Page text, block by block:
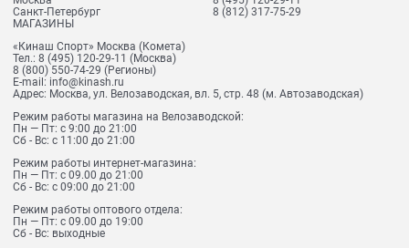
Санкт-Петербург
8 (812) 317-75-29
МАГАЗИНЫ
«Кинаш Спорт» Москва (Комета)
Тел.: 8 (495) 120-29-11 (Москва)
8 (800) 550-74-29 (Регионы)
E-mail: info@kinash.ru
Адрес: Москва, ул. Велозаводская, вл. 5, стр. 48 (м. Автозаводская)
Режим работы магазина на Велозаводской:
Пн — Пт: с 9:00 до 21:00
Сб - Вс: с 11:00 до 21:00
Режим работы интернет-магазина:
Пн — Пт: с 09.00 до 21:00
Сб - Вс: с 09:00 до 21:00
Режим работы оптового отдела:
Пн — Пт: с 09.00 до 19:00
Сб - Вс: выходные